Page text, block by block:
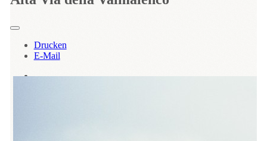
Drucken
E-Mail